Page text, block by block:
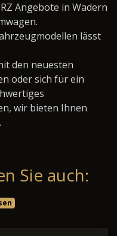
Angebote in Wadern
lässt
den neuesten
oder sich für ein
wir bieten Ihnen
Sie auch: